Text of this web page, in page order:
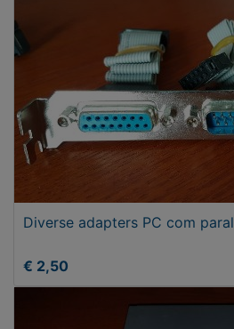
Diverse adapters PC com
€ 2,50